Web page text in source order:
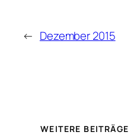
← Dezember 2015
WEITERE BEITRÄGE